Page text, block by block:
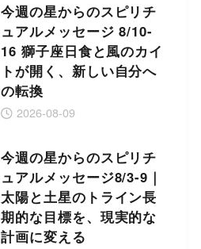
今週の星からのスピリチ
ュアルメッセージ 8/10-
16 獅子座日食と風のカイ
トが開く、新しい自分へ
の転換
2026-08-09
今週の星からのスピリチ
ュアルメッセージ8/3-9｜
太陽と土星のトライン長
期的な目標を、現実的な
計画に変える